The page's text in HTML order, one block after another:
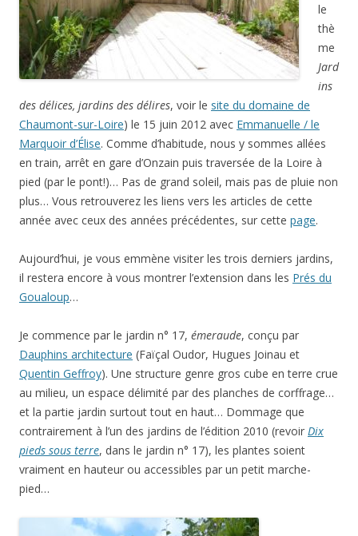
le
thè
me
Jard
ins
des délices, jardins des délires, voir le site du domaine de
Chaumont-sur-Loire) le 15 juin 2012 avec Emmanuelle / le
Marquoir d’Élise. Comme d’habitude, nous y sommes allées
en train, arrêt en gare d’Onzain puis traversée de la Loire à
pied (par le pont!)… Pas de grand soleil, mais pas de pluie non
plus… Vous retrouverez les liens vers les articles de cette
année avec ceux des années précédentes, sur cette page.
Aujourd’hui, je vous emmène visiter les trois derniers jardins,
il restera encore à vous montrer l’extension dans les Prés du
Goualoup…
Je commence par le jardin n° 17, émeraude, conçu par
Dauphins architecture (Faïçal Oudor, Hugues Joinau et
Quentin Geffroy). Une structure genre gros cube en terre crue
au milieu, un espace délimité par des planches de corffrage…
et la partie jardin surtout tout en haut… Dommage que
contrairement à l’un des jardins de l’édition 2010 (revoir Dix
pieds sous terre, dans le jardin n° 17), les plantes soient
vraiment en hauteur ou accessibles par un petit marche-
pied…